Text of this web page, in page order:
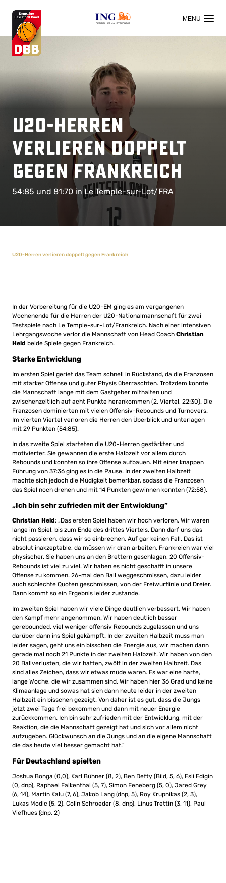
OFFIZIELLER HAUPTSPONSOR
U20-Herren
verlieren doppelt
gegen Frankreich
54:85 und 81:70 in Le Temple-sur-Lot/FRA
U20-Herren verlieren doppelt gegen Frankreich
In der Vorbereitung für die U20-EM ging es am vergangenen
Wochenende für die Herren der U20-Nationalmannschaft für zwei
Testspiele nach Le Temple-sur-Lot/Frankreich. Nach einer intensiven
Lehrgangswoche verlor die Mannschaft von Head Coach Christian
Held beide Spiele gegen Frankreich.
Starke Entwicklung
Im ersten Spiel geriet das Team schnell in Rückstand, da die Franzosen
mit starker Offense und guter Physis überraschten. Trotzdem konnte
die Mannschaft lange mit dem Gastgeber mithalten und
zwischenzeitlich auf acht Punkte herankommen (2. Viertel, 22:30). Die
Franzosen dominierten mit vielen Offensiv-Rebounds und Turnovers.
Im vierten Viertel verloren die Herren den Überblick und unterlagen
mit 29 Punkten (54:85).
In das zweite Spiel starteten die U20-Herren gestärkter und
motivierter. Sie gewannen die erste Halbzeit vor allem durch
Rebounds und konnten so ihre Offense aufbauen. Mit einer knappen
Führung von 37:36 ging es in die Pause. In der zweiten Halbzeit
machte sich jedoch die Müdigkeit bemerkbar, sodass die Franzosen
das Spiel noch drehen und mit 14 Punkten gewinnen konnten (72:58).
„Ich bin sehr zufrieden mit der Entwicklung”
Christian Held: „Das ersten Spiel haben wir hoch verloren. Wir waren
lange im Spiel, bis zum Ende des drittes Viertels. Dann darf uns das
nicht passieren, dass wir so einbrechen. Auf gar keinen Fall. Das ist
absolut inakzeptable, da müssen wir dran arbeiten. Frankreich war viel
physischer. Sie haben uns an den Brettern geschlagen, 20 Offensiv-
Rebounds ist viel zu viel. Wir haben es nicht geschafft in unsere
Offense zu kommen. 26-mal den Ball weggeschmissen, dazu leider
auch schlechte Quoten geschmissen, von der Freiwurflinie und Dreier.
Dann kommt so ein Ergebnis leider zustande.
Im zweiten Spiel haben wir viele Dinge deutlich verbessert. Wir haben
den Kampf mehr angenommen. Wir haben deutlich besser
gerebounded, viel weniger offensiv Rebounds zugelassen und uns
darüber dann ins Spiel gekämpft. In der zweiten Halbzeit muss man
leider sagen, geht uns ein bisschen die Energie aus, wir machen dann
gerade mal noch 21 Punkte in der zweiten Halbzeit. Wir haben von den
20 Ballverlusten, die wir hatten, zwölf in der zweiten Halbzeit. Das
sind alles Zeichen, dass wir etwas müde waren. Es war eine harte,
lange Woche, die wir zusammen sind. Wir haben hier 36 Grad und keine
Klimaanlage und sowas hat sich dann heute leider in der zweiten
Halbzeit ein bisschen gezeigt. Von daher ist es gut, dass die Jungs
jetzt zwei Tage frei bekommen und dann mit neuer Energie
zurückkommen. Ich bin sehr zufrieden mit der Entwicklung, mit der
Reaktion, die die Mannschaft gezeigt hat und sich vor allem nicht
aufzugeben. Glückwunsch an die Jungs und an die eigene Mannschaft
die das heute viel besser gemacht hat.”
Für Deutschland spielten
Joshua Bonga (0,0), Karl Bühner (8, 2), Ben Defty (Bild, 5, 6), Esli Edigin
(0, dnp), Raphael Falkenthal (5, 7), Simon Feneberg (5, 0), Jared Grey
(6, 14), Martin Kalu (7, 6), Jakob Lang (dnp, 5), Roy Krupnikas (2, 3),
Lukas Modic (5, 2), Colin Schroeder (8, dnp), Linus Trettin (3, 11), Paul
Viefhues (dnp, 2)